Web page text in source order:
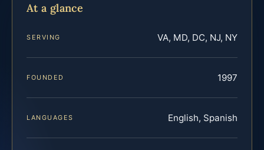
At a glance
SERVING VA, MD, DC, NJ, NY
FOUNDED 1997
LANGUAGES English, Spanish